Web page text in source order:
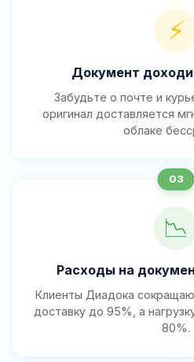
⚡
Документ
Забудьте о почте и
оригинал доставляется
облаке
📉
Расходы на
Клиенты Диадока
доставку до 95%, а
80%.